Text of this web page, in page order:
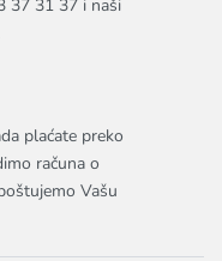
37 31 37 i naši
plaćate preko
računa o
Vašu